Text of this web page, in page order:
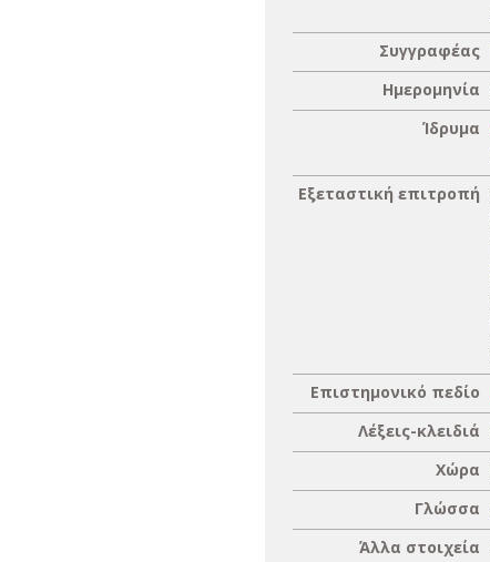
Συγγραφέας
Ημερομηνία
Ίδρυμα
Εξεταστική επιτροπή
Επιστημονικό πεδίο
Λέξεις-κλειδιά
Χώρα
Γλώσσα
Άλλα στοιχεία